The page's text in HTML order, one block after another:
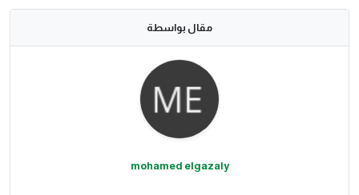
مقال بواسطة
mohamed elgazaly